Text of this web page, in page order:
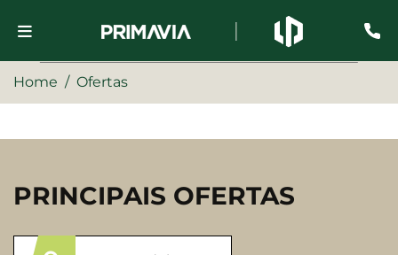
Home Ofertas
PRINCIPAIS OFERTAS